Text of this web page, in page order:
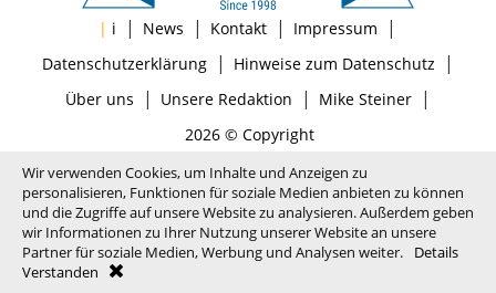
| i | News | Kontakt | Impressum |
Datenschutzerklärung| Hinweise zum Datenschutz |
Über uns | Unsere Redaktion | Mike Steiner|
2026 © Copyright
Wir verwenden Cookies, um Inhalte und Anzeigen zu
personalisieren, Funktionen für soziale Medien anbieten zu können
und die Zugriffe auf unsere Website zu analysieren. Außerdem geben
wir Informationen zu Ihrer Nutzung unserer Website an unsere
Partner für soziale Medien, Werbung und Analysen weiter.
Details
Verstanden